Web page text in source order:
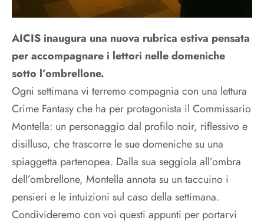
AICIS inaugura una nuova rubrica estiva pensata
per accompagnare i lettori nelle domeniche
sotto l’ombrellone.
Ogni settimana vi terremo compagnia con una lettura
Crime Fantasy che ha per protagonista il Commissario
Montella: un personaggio dal profilo noir, riflessivo e
disilluso, che trascorre le sue domeniche su una
spiaggetta partenopea. Dalla sua seggiola all’ombra
dell’ombrellone, Montella annota su un taccuino i
pensieri e le intuizioni sul caso della settimana.
Condivideremo con voi questi appunti per portarvi